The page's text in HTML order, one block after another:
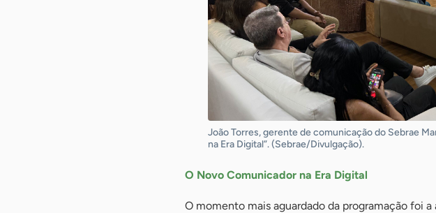
João Torres, gerente de comunicação do Sebrae
na Era Digital”. (Sebrae/Divulgação).
O Novo Comunicador na Era Digital
O momento mais aguardado da programação foi